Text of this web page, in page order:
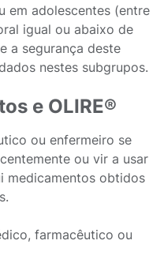
em adolescentes (entre
igual ou abaixo de
a segurança deste
nestes subgrupos.
e OLIRE®
ou enfermeiro se
ou vir a usar
medicamentos obtidos
farmacêutico ou